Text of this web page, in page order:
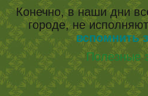
Конечно, в наши дни
городе, не
вспомнить
Полезные